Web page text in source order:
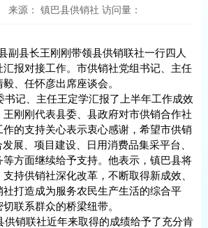
来源： 镇巴县供销社 访问量：
副县长王刚刚带领县供销联社一行四人
汇报对接工作。市供销社党组书记、主任
、任怀彦出席座谈会。
、主任王定学汇报了上半年工作成效
刚刚代表县委、县政府对市供销合作社
的支持关心表示衷心感谢，希望市供销
展、项目建设、日用消费品集采平台、
方面继续给予支持。他表示，镇巴县将
持供销社深化改革，不断取得新成效、
社打造成为服务农民生产生活的综合平
联系群众的桥梁纽带。
销联社近年来取得的成绩给予了充分肯